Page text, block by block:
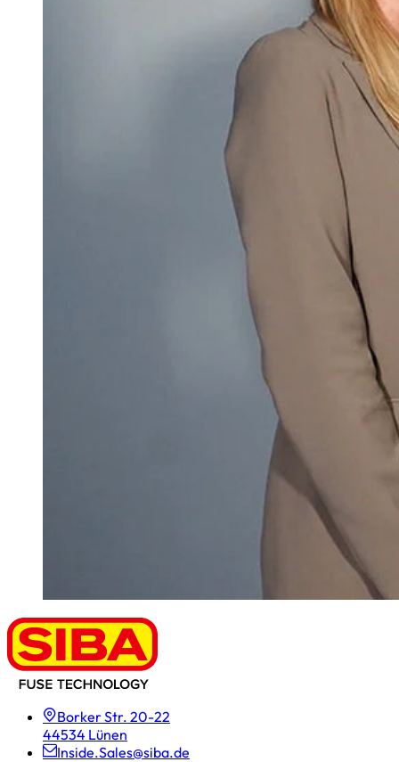
Borker Str. 20-22
44534 Lünen
Inside.Sales@siba.de